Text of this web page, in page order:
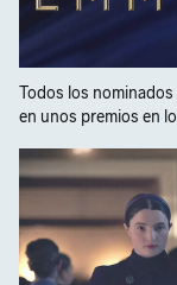
Todos los
en unos premios en